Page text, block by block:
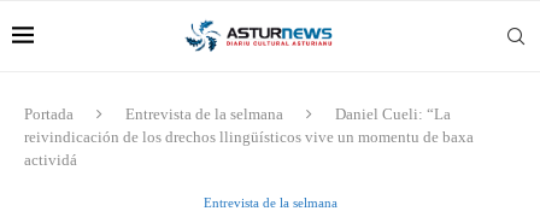
Portada Entrevista de la selmana
Daniel Cueli: “La
reivindicación de los drechos llingüísticos vive un momentu de baxa
actividá
Entrevista de la selmana